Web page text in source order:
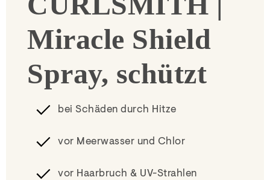
Miracle Shield
Spray, schützt
bei Schäden durch Hitze
vor Meerwasser und Chlor
vor Haarbruch & UV-Strahlen